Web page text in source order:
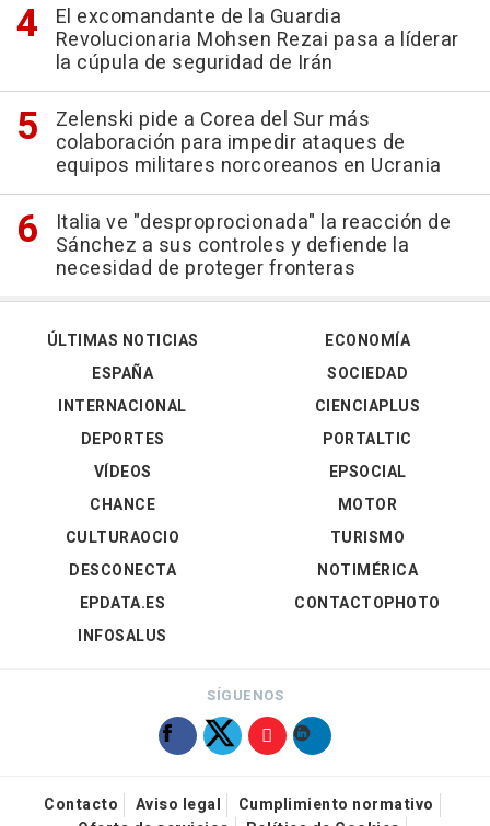
El excomandante de la Guardia
Revolucionaria Mohsen Rezai pasa a líderar
la cúpula de seguridad de Irán
Zelenski pide a Corea del Sur más
colaboración para impedir ataques de
equipos militares norcoreanos en Ucrania
Italia ve "desproprocionada" la reacción de
Sánchez a sus controles y defiende la
necesidad de proteger fronteras
ÚLTIMAS NOTICIAS
ESPAÑA
INTERNACIONAL
DEPORTES
VÍDEOS
ECONOMÍA
SOCIEDAD
CIENCIAPLUS
PORTALTIC
EPSOCIAL
CHANCE
CULTURAOCIO
DESCONECTA
EPDATA.ES
INFOSALUS
MOTOR
TURISMO
NOTIMÉRICA
CONTACTOPHOTO
SÍGUENOS
Contacto Aviso legal
Cumplimiento normativo